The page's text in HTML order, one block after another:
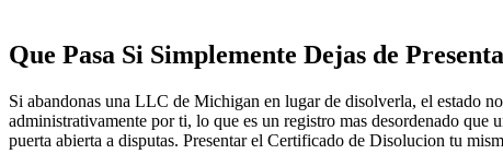
Que Pasa Si Simplemente Dejas de
Si abandonas una LLC de Michigan en lugar de disolverla, el estado
administrativamente por ti, lo que es un registro mas desordenado
puerta abierta a disputas. Presentar el Certificado de Disolucion tu